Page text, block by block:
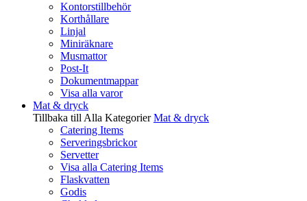
Kontorstillbehör
Korthållare
Linjal
Miniräknare
Musmattor
Post-It
Dokumentmappar
Visa alla varor
Mat & dryck
Tillbaka till Alla Kategorier Mat & dryck
Catering Items
Serveringsbrickor
Servetter
Visa alla Catering Items
Flaskvatten
Godis